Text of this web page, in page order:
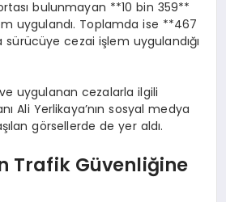
bulunmayan **10 bin 359**
uygulandı. Toplamda ise **467
cezai işlem uygulandığı
uygulanan cezalarla ilgili
Ali Yerlikaya’nın sosyal medya
görsellerde de yer aldı.
Trafik Güvenliğine